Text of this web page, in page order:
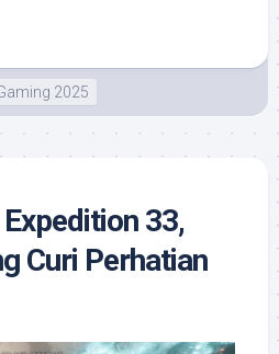
2025
33,
Curi Perhatian